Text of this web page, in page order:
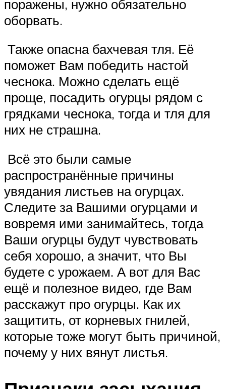
поражены, нужно обязательно
оборвать.
Также опасна бахчевая тля. Её
поможет Вам победить настой
чеснока. Можно сделать ещё
проще, посадить огурцы рядом с
грядками чеснока, тогда и тля для
них не страшна.
Всё это были самые
распространённые причины
увядания листьев на огурцах.
Следите за Вашими огурцами и
вовремя ими занимайтесь, тогда
Ваши огурцы будут чувствовать
себя хорошо, а значит, что Вы
будете с урожаем. А вот для Вас
ещё и полезное видео, где Вам
расскажут про огурцы. Как их
защитить, от корневых гнилей,
которые тоже могут быть причиной,
почему у них вянут листья.